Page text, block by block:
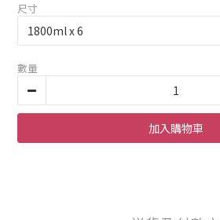
尺寸
數量
加入購物車